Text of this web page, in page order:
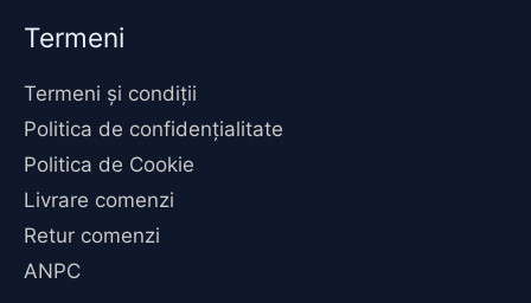
Termeni
Termeni și condiții
Politica de confidențialitate
Politica de Cookie
Livrare comenzi
Retur comenzi
ANPC